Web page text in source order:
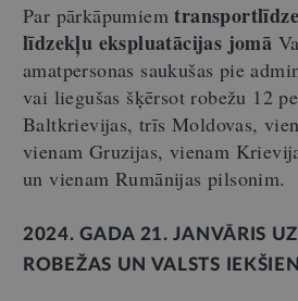
Par pārkāpumiem
līdzekļu ekspluatācijas jomā
amatpersonas saukušas pie
vai liegušas šķērsot robežu 12
Baltkrievijas, trīs Moldovas,
vienam Gruzijas, vienam
un vienam Rumānijas pilsonim.
2024. GADA 21. JANVĀRIS UZ
ROBEŽAS UN VALSTS